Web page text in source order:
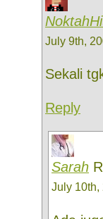
July 9th,
Sekali
Reply
Sarah
July 10th,